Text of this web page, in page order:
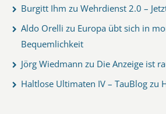
Burgitt Ihm zu Wehrdienst 2.0 –
Aldo Orelli zu Europa übt sich in
Bequemlichkeit
Jörg Wiedmann zu Die Anzeige ist
Haltlose Ultimaten IV – TauBlog zu